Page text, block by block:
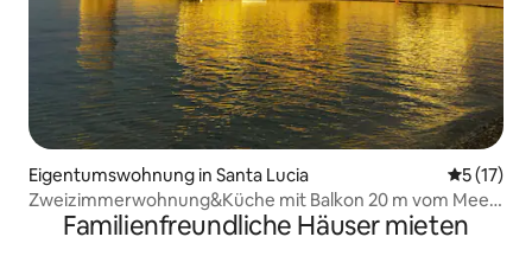
Eigentumswohnung in Santa Lucia
5 (17)
Zweizimmerwohnung&Küche mit Balkon 20 m vom Meer
entfernt
Familienfreundliche Häuser mieten